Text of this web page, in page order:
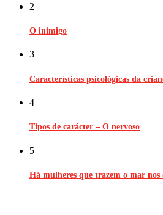
2
O inimigo
3
Características psicológicas da
4
Tipos de carácter – O nervoso
5
Há mulheres que trazem o mar nos